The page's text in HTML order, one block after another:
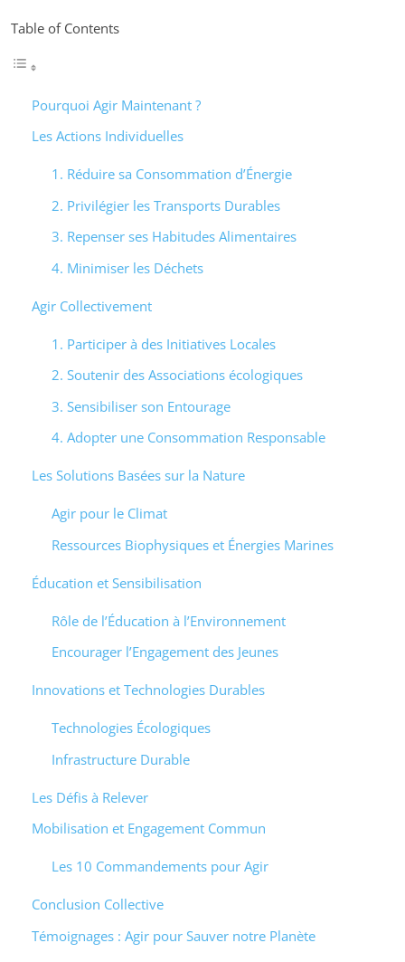
Table of Contents
Pourquoi Agir Maintenant ?
Les Actions Individuelles
1. Réduire sa Consommation d’Énergie
2. Privilégier les Transports Durables
3. Repenser ses Habitudes Alimentaires
4. Minimiser les Déchets
Agir Collectivement
1. Participer à des Initiatives Locales
2. Soutenir des Associations écologiques
3. Sensibiliser son Entourage
4. Adopter une Consommation Responsable
Les Solutions Basées sur la Nature
Agir pour le Climat
Ressources Biophysiques et Énergies Marines
Éducation et Sensibilisation
Rôle de l’Éducation à l’Environnement
Encourager l’Engagement des Jeunes
Innovations et Technologies Durables
Technologies Écologiques
Infrastructure Durable
Les Défis à Relever
Mobilisation et Engagement Commun
Les 10 Commandements pour Agir
Conclusion Collective
Témoignages : Agir pour Sauver notre Planète